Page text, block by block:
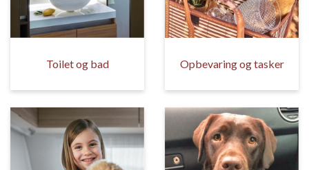
Toilet og bad Opbevaring og tasker